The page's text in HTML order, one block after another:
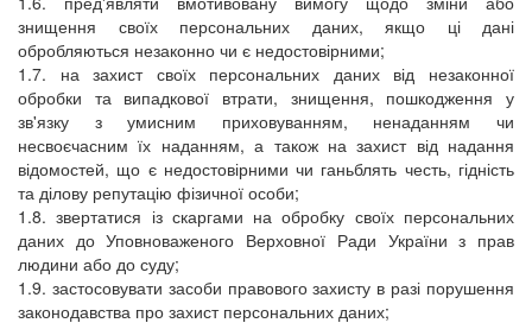
знищення своїх персональних даних, якщо ці дані
обробляються незаконно чи є недостовірними;
1.7. на захист своїх персональних даних від незаконної
обробки та випадкової втрати, знищення, пошкодження у
зв'язку з умисним приховуванням, ненаданням чи
несвоєчасним їх наданням, а також на захист від надання
відомостей, що є недостовірними чи ганьблять честь, гідність
та ділову репутацію фізичної особи;
1.8. звертатися із скаргами на обробку своїх персональних
даних до Уповноваженого Верховної Ради України з прав
людини або до суду;
1.9. застосовувати засоби правового захисту в разі порушення
законодавства про захист персональних даних;